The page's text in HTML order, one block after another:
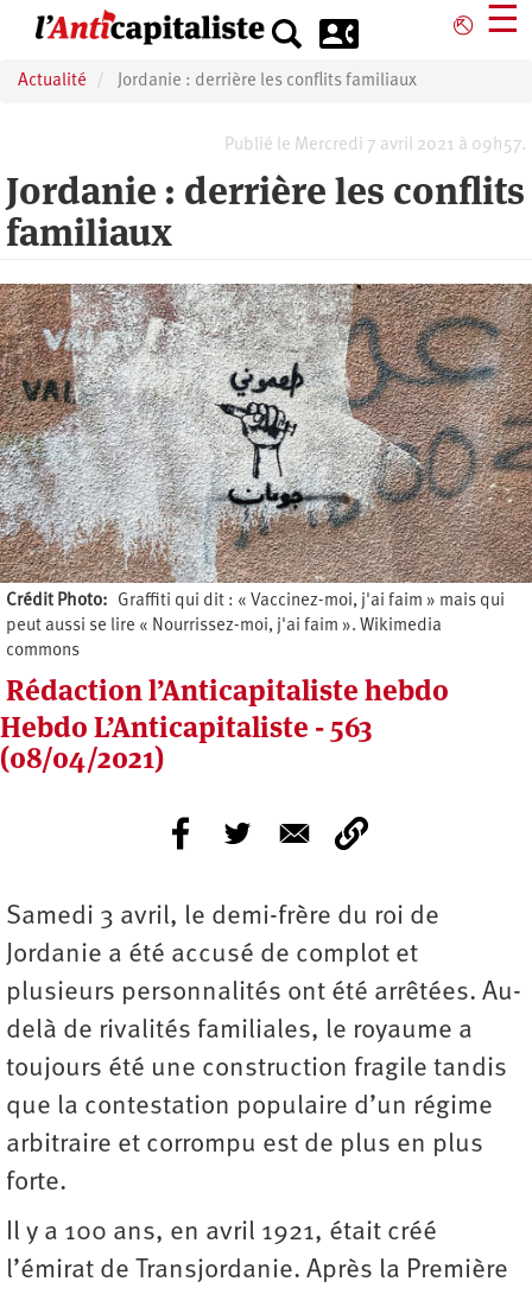
principal
⎋ ☰
Actualité Jordanie : derrière les conflits familiaux
Publié le Mercredi 7 avril 2021 à 09h57.
Jordanie : derrière les conflits
familiaux
Crédit Photo
Graffiti qui dit : « Vaccinez-moi, j'ai faim » mais qui
peut aussi se lire « Nourrissez-moi, j'ai faim ». Wikimedia
commons
Rédaction l’Anticapitaliste hebdo
Hebdo L’Anticapitaliste - 563
(08/04/2021)
Samedi 3 avril, le demi-frère du roi de
Jordanie a été accusé de complot et
plusieurs personnalités ont été arrêtées. Au-
delà de rivalités familiales, le royaume a
toujours été une construction fragile tandis
que la contestation populaire d’un régime
arbitraire et corrompu est de plus en plus
forte.
Il y a 100 ans, en avril 1921, était créé
l’émirat de Transjordanie. Après la Première